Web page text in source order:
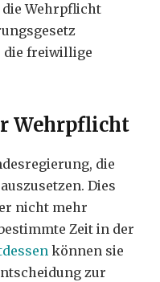
Wehrpflicht
die freiwillige
Wehrpflicht
die
Dies
nicht mehr
Zeit in der
können sie
zur